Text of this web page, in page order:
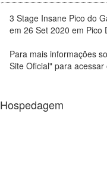
3 Stage Insane Pico do
em 26 Set 2020 em Pico
Para mais informações
Site Oficial" para
Hospedagem